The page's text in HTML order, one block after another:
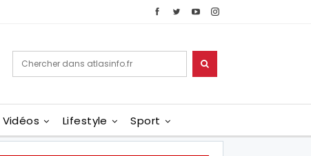
Vidéos Lifestyle Sport